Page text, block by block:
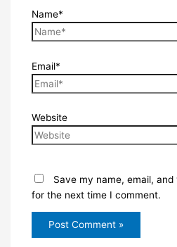
Name*
Email*
Website
Save my name, email,
for the next time I comment.